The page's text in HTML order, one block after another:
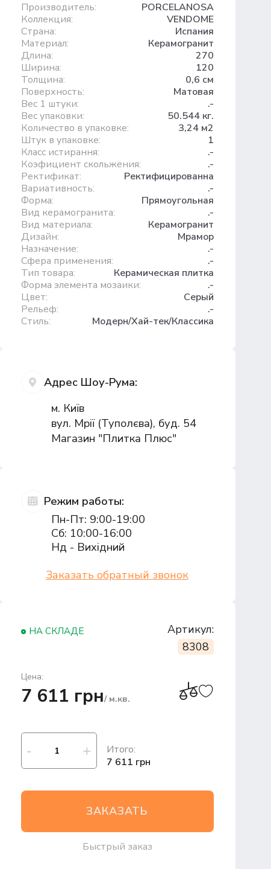
Производитель:
PORCELANOSA
Коллекция:
VENDOME
Страна:
Испания
Материал:
Керамогранит
Длина:
270
Ширина:
120
Толщина:
0,6 см
Поверхность:
Матовая
Вес 1 штуки:
.-
Вес упаковки:
50.544 кг.
Количество в упаковке:
3,24 м2
Штук в упаковке:
1
Класс истирання:
.-
Коэфициент скольжения:
.-
Ректификат:
Ректифицированна
Вариативность:
.-
Форма:
Прямоугольная
Вид керамогранита:
.-
Вид материала:
Керамогранит
Дизайн:
Мрамор
Назначение:
.-
Сфера применения:
.-
Тип товара:
Керамическая плитка
Форма элемента мозаики:
.-
Цвет:
Серый
Рельеф:
.-
Стиль:
Модерн/Хай-тек/Классика
Адрес Шоу-Рума:
м. Київ
вул. Мрії (Туполєва), буд. 54
Магазин "Плитка Плюс"
Режим работы:
Пн-Пт: 9:00-19:00
Сб: 10:00-16:00
Нд - Вихідний
Заказать обратный звонок
НА СКЛАДЕ
Артикул:
8308
Цена:
7 611 грн/ м.кв.
Итого:
7 611 грн
ЗАКАЗАТЬ
Быстрый заказ